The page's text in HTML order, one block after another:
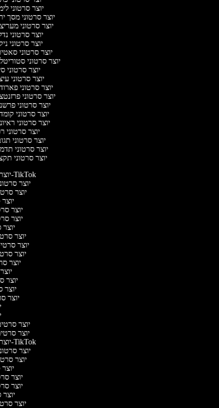
יוצר סרטוני
יוצר סרטוני מסך
יוצר סרטוני
יוצר סרטוני
יוצר סרטוני
יוצר סרטוני
יוצר סרטוני
יוצר סרטוני
יוצר סרטוני
יוצר סרטוני
יוצר סרטוני
יוצר סרטוני
יוצר סרטוני
יוצר סרטוני
יוצר סרטוני
יוצר סרטוני
יוצר סרטוני
יוצר סרטוני
יוצר סרטונים ל-TikTok
יוצר
יוצר
יוצר
יוצר
יוצר
יוצר
יוצר סרטי
יוצר
יוצר
יוצר
יוצר
יוצר
יוצר
יוצר
יוצר סרטונים ל-TikTok
יוצר
יוצר
יוצר
יוצר
יוצר
יוצר